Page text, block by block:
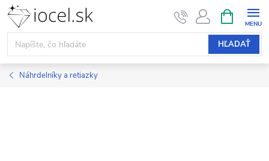
Prejsť
obsah
HĽADAŤ
KOŠÍK
Náhrdelníky a retiazky